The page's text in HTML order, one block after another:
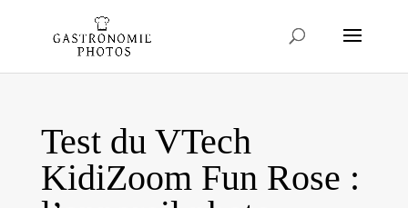
Test du VTech
KidiZoom Fun Rose :